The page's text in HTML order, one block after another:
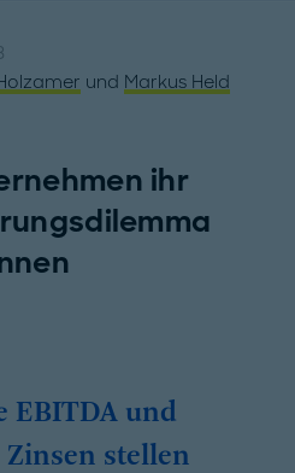
und Markus Held
ihr
EBITDA und
Zinsen stellen